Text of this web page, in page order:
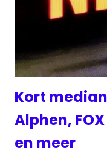
Kort
Alphen,
en meer